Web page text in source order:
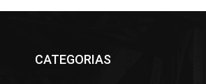
CATEGORIAS